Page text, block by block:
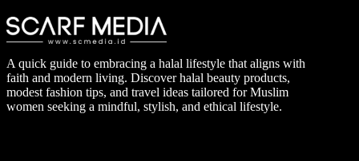
A quick guide to embracing a halal lifestyle that aligns with
faith and modern living. Discover halal beauty products,
modest fashion tips, and travel ideas tailored for Muslim
women seeking a mindful, stylish, and ethical lifestyle.